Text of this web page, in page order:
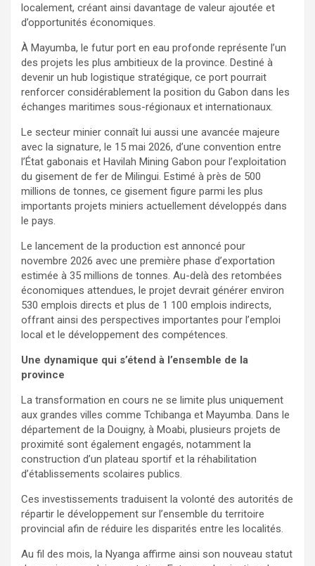
localement, créant ainsi davantage de valeur ajoutée et
d’opportunités économiques.
À Mayumba, le futur port en eau profonde représente l’un
des projets les plus ambitieux de la province. Destiné à
devenir un hub logistique stratégique, ce port pourrait
renforcer considérablement la position du Gabon dans les
échanges maritimes sous-régionaux et internationaux.
Le secteur minier connaît lui aussi une avancée majeure
avec la signature, le 15 mai 2026, d’une convention entre
l’État gabonais et Havilah Mining Gabon pour l’exploitation
du gisement de fer de Milingui. Estimé à près de 500
millions de tonnes, ce gisement figure parmi les plus
importants projets miniers actuellement développés dans
le pays.
Le lancement de la production est annoncé pour
novembre 2026 avec une première phase d’exportation
estimée à 35 millions de tonnes. Au-delà des retombées
économiques attendues, le projet devrait générer environ
530 emplois directs et plus de 1 100 emplois indirects,
offrant ainsi des perspectives importantes pour l’emploi
local et le développement des compétences.
Une dynamique qui s’étend à l’ensemble de la
province
La transformation en cours ne se limite plus uniquement
aux grandes villes comme Tchibanga et Mayumba. Dans le
département de la Douigny, à Moabi, plusieurs projets de
proximité sont également engagés, notamment la
construction d’un plateau sportif et la réhabilitation
d’établissements scolaires publics.
Ces investissements traduisent la volonté des autorités de
répartir le développement sur l’ensemble du territoire
provincial afin de réduire les disparités entre les localités.
Au fil des mois, la Nyanga affirme ainsi son nouveau statut